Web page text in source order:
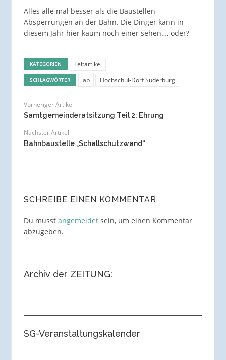
Alles alle mal besser als die Baustellen-
Absperrungen an der Bahn. Die Dinger kann in
diesem Jahr hier kaum noch einer sehen…, oder?
KATEGORIEN Leitartikel
SCHLAGWÖRTER ap Hochschul-Dorf Suderburg
Vorheriger Artikel
Samtgemeinderatsitzung Teil 2: Ehrung
Nächster Artikel
Bahnbaustelle „Schallschutzwand“
SCHREIBE EINEN KOMMENTAR
Du musst angemeldetsein, um einen Kommentar
abzugeben.
Archiv der ZEITUNG:
SG-Veranstaltungskalender